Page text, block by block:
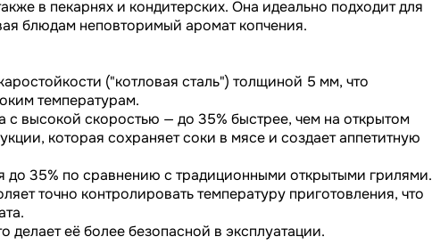
монтажных работ.
в пекарнях и кондитерских. Она идеально подходит для
блюдам неповторимый аромат копчения.
("котловая сталь") толщиной 5 мм, что
температурам.
с высокой скоростью — до 35% быстрее, чем на открытом
которая сохраняет соки в мясе и создает аппетитную
до 35% по сравнению с традиционными открытыми грилями.
точно контролировать температуру приготовления, что
делает её более безопасной в эксплуатации.